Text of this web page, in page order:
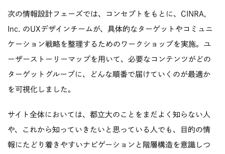
次の情報設計フェーズでは、コンセプトをもとに、CINRA,
Inc. のUXデザインチームが、具体的なターゲットやコミュニ
ケーション戦略を整理するためのワークショップを実施。ユ
ーザーストーリーマップを用いて、必要なコンテンツがどの
ターゲットグループに、どんな順番で届けていくのが最適か
を可視化しました。
サイト全体においては、都立大のことをまだよく知らない人
や、これから知っていきたいと思っている人でも、目的の情
報にたどり着きやすいナビゲーションと階層構造を意識しつ